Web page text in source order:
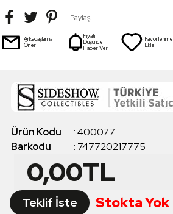
Paylaş
Arkadaşlarına
Öner
Fiyatı
Düşünce
Haber Ver
Favorilerime
Ekle
Ürün Kodu :400077
Barkodu
: 747720217775
0,00TL
Teklif İste
Stokta Yok